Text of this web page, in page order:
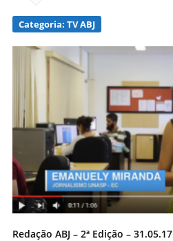
Categoria: TV ABJ
Redação ABJ – 2ª Edição – 31.05.17